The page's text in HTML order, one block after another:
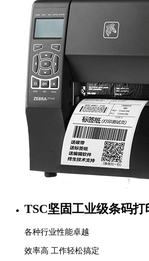
TSC坚固工业级条码打
各种行业性能卓越
效率高 工作轻松搞定